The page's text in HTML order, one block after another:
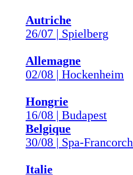
Autriche
26/07 | Spielberg
Allemagne
02/08 | Hockenheim
Hongrie
16/08 | Budapest
Belgique
30/08 | Spa-
Italie